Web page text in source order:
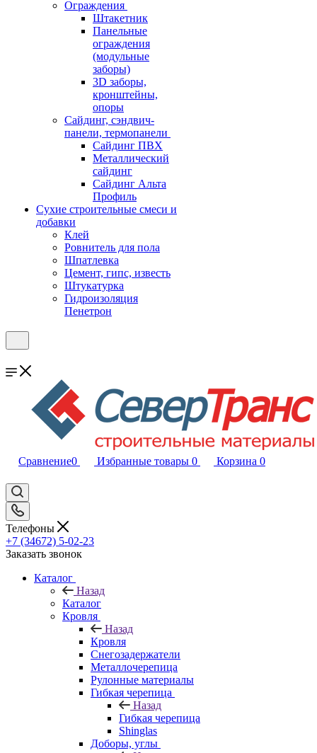
Ограждения
Штакетник
Панельные
ограждения
(модульные
заборы)
3D заборы,
кронштейны,
опоры
Cайдинг, сэндвич-
панели, термопанели
Сайдинг ПВХ
Металлический
сайдинг
Сайдинг Альта
Профиль
Сухие строительные смеси и
добавки
Клей
Ровнитель для пола
Шпатлевка
Цемент, гипс, известь
Штукатурка
Гидроизоляция
Пенетрон
Сравнение0 Избранные товары 0 Корзина 0
Телефоны
+7 (34672) 5-02-23
Заказать звонок
Каталог
Назад
Каталог
Кровля
Назад
Кровля
Снегозадержатели
Металлочерепица
Рулонные материалы
Гибкая черепица
Назад
Гибкая черепица
Shinglas
Доборы, углы